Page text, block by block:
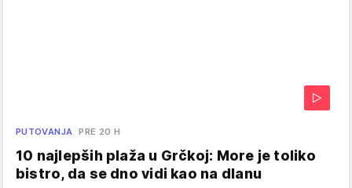
PUTOVANJA PRE 20 H
10 najlepših plaža u Grčkoj: More je toliko
bistro, da se dno vidi kao na dlanu